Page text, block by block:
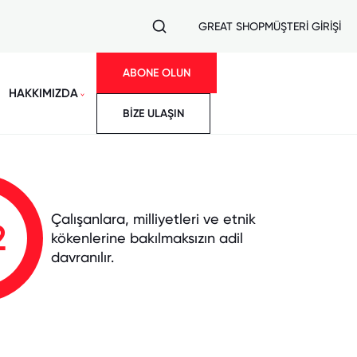
GREAT SHOPMÜŞTERİ GİRİŞİ
HAKKIMIZDA
ABONE OLUN
BİZE ULAŞIN
Çalışanlara, milliyetleri ve etnik
kökenlerine bakılmaksızın adil
davranılır.